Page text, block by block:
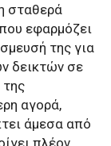
σταθερά
εφαρμόζει
της για
δεικτών σε
της
αγορά,
άμεσα από
πλέον